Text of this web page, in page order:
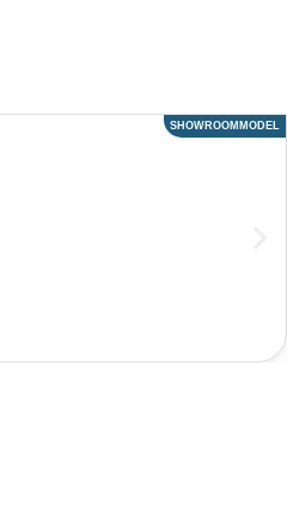
ACTIE
SHOWROOMMODEL